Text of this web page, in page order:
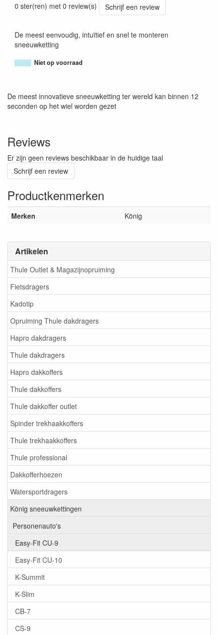
Artikelen
Thule Outlet & Magazijnopruiming
Fietsdragers
Kadotip
Opruiming Thule dakdragers
Hapro dakdragers
Thule dakdragers
Hapro dakkoffers
Thule dakkoffers
Thule dakkoffer outlet
Spinder trekhaakkoffers
Thule trekhaakkoffers
Thule professional
Dakkofferhoezen
Watersportdragers
König sneeuwkettingen
Personenauto's
Easy-Fit CU-9
Easy-Fit CU-10
K-Summit
K-Slim
CB-7
CS-9
0 ster(ren) met 0 review(s)
Schrijf een review
De meest eenvoudig, intuïtief en snel te monteren
sneeuwketting
Niet op voorraad
De meest innovatieve sneeuwketting ter wereld kan binnen 12
seconden op het wiel worden gezet
Reviews
Er zijn geen reviews beschikbaar in de huidige taal
Schrijf een review
Productkenmerken
Merken König